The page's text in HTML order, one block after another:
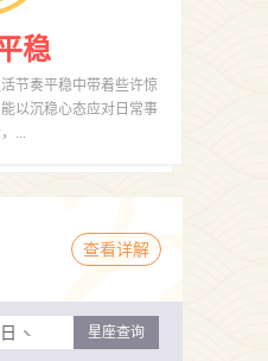
稳
节奏平稳中带着些许惊
以沉稳心态应对日常事
...
查看详解
星座查询